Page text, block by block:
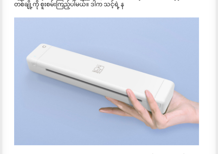
တစ်ချို့ကို စူးစမ်းကြည့်ပါမယ်။ ဒါက သင့်ရဲ့ န